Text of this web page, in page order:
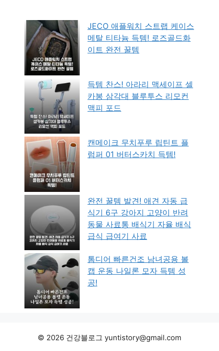
JECO 애플워치 스트랩 케이스
메탈 티타늄 득템! 로즈골드화
이트 완전 꿀템
득템 찬스! 아라리 맥세이프 셀
카봉 삼각대 블루투스 리모컨
맥피 포드
캔메이크 무치푸루 립틴트 플
럼퍼 01 버터스카치 득템!
완전 꿀템 발견! 애견 자동 급
식기 6구 강아지 고양이 반려
동물 사료통 배식기 자율 배식
급식 급여기 사료
톰디어 빠른건조 남녀공용 볼
캡 운동 나일론 모자 득템 성
공!
© 2026 건강블로그 yuntistory@gmail.com